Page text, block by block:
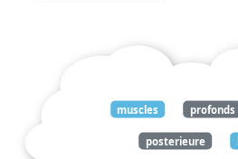
muscles profonds
posterieure